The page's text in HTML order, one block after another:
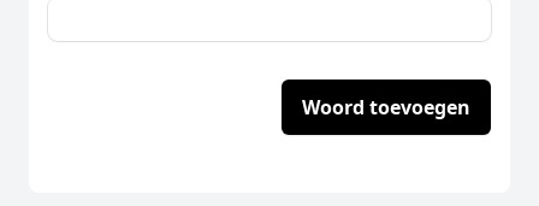
Woord toevoegen